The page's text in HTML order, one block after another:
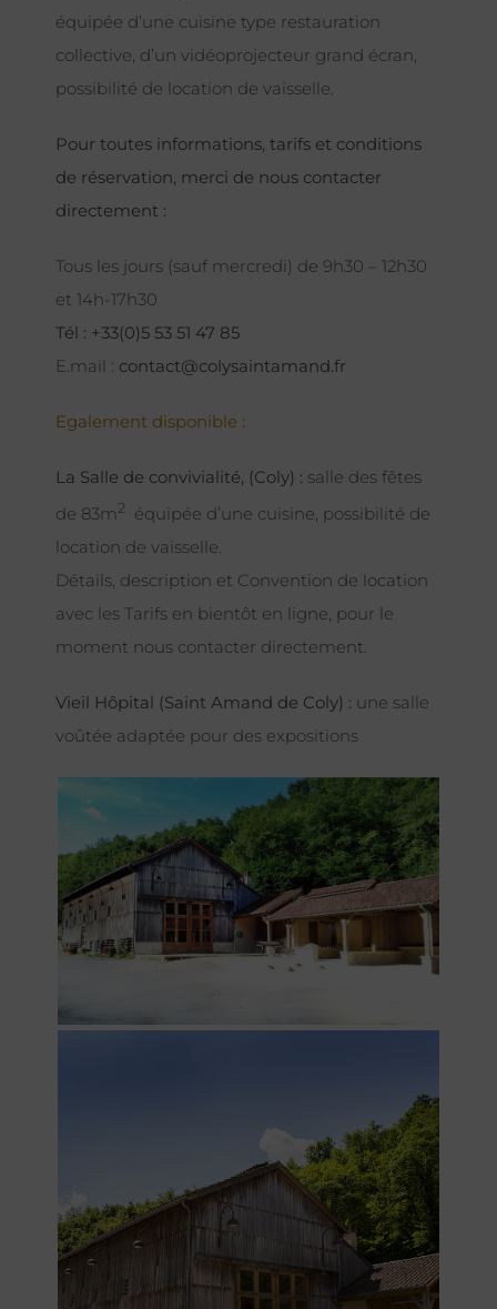
équipée d’une cuisine type restauration
collective, d’un vidéoprojecteur grand écran,
possibilité de location de vaisselle.
Pour toutes informations, tarifs et conditions
de réservation, merci de nous contacter
directement :
Tous les jours (sauf mercredi) de 9h30 – 12h30
et 14h-17h30
Tél : +33(0)5 53 51 47 85
E.mail : contact@colysaintamand.fr
Egalement disponible :
La Salle de convivialité, (Coly) : salle des fêtes
de 83m2
équipée d’une cuisine, possibilité de
location de vaisselle.
Détails, description et Convention de location
avec les Tarifs en bientôt en ligne, pour le
moment nous contacter directement.
Vieil Hôpital (Saint Amand de Coly) : une salle
voûtée adaptée pour des expositions